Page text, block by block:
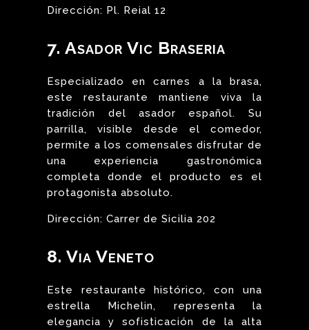
Dirección: Pl. Reial 12
7. Asador Vic Braseria
Especializado en carnes a la brasa,
este restaurante mantiene viva la
tradición del asador español. Su
parrilla, visible desde el comedor,
permite a los comensales disfrutar de
una experiencia gastronómica
completa donde el producto es el
protagonista absoluto.
Dirección: Carrer de Sicilia 202
8. Via Veneto
Este restaurante histórico, con una
estrella Michelin, representa la
elegancia y sofisticación de la alta